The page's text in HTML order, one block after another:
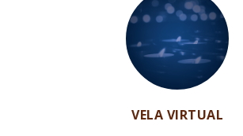
VELA VIRTUAL